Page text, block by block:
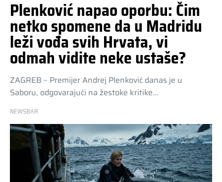
Plenković napao oporbu: Čim
netko spomene da u Madridu
leži vođa svih Hrvata, vi
odmah vidite neke ustaše?
ZAGREB – Premijer Andrej Plenković danas je u
Saboru, odgovarajući na žestoke kritike…
NEWSBAR